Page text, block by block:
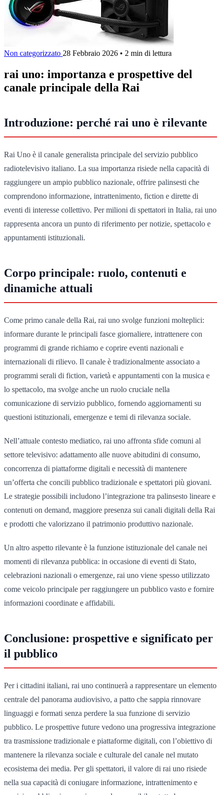
Non categorizzato 28 Febbraio 2026 • 2 min di lettura
rai uno: importanza e prospettive del
canale principale della Rai
Introduzione: perché rai uno è rilevante
Rai Uno è il canale generalista principale del servizio pubblico
radiotelevisivo italiano. La sua importanza risiede nella capacità di
raggiungere un ampio pubblico nazionale, offrire palinsesti che
comprendono informazione, intrattenimento, fiction e dirette di
eventi di interesse collettivo. Per milioni di spettatori in Italia, rai uno
rappresenta ancora un punto di riferimento per notizie, spettacolo e
appuntamenti istituzionali.
Corpo principale: ruolo, contenuti e
dinamiche attuali
Come primo canale della Rai, rai uno svolge funzioni molteplici:
informare durante le principali fasce giornaliere, intrattenere con
programmi di grande richiamo e coprire eventi nazionali e
internazionali di rilievo. Il canale è tradizionalmente associato a
programmi serali di fiction, varietà e appuntamenti con la musica e
lo spettacolo, ma svolge anche un ruolo cruciale nella
comunicazione di servizio pubblico, fornendo aggiornamenti su
questioni istituzionali, emergenze e temi di rilevanza sociale.
Nell’attuale contesto mediatico, rai uno affronta sfide comuni al
settore televisivo: adattamento alle nuove abitudini di consumo,
concorrenza di piattaforme digitali e necessità di mantenere
un’offerta che concili pubblico tradizionale e spettatori più giovani.
Le strategie possibili includono l’integrazione tra palinsesto lineare e
contenuti on demand, maggiore presenza sui canali digitali della Rai
e prodotti che valorizzano il patrimonio produttivo nazionale.
Un altro aspetto rilevante è la funzione istituzionale del canale nei
momenti di rilevanza pubblica: in occasione di eventi di Stato,
celebrazioni nazionali o emergenze, rai uno viene spesso utilizzato
come veicolo principale per raggiungere un pubblico vasto e fornire
informazioni coordinate e affidabili.
Conclusione: prospettive e significato per
il pubblico
Per i cittadini italiani, rai uno continuerà a rappresentare un elemento
centrale del panorama audiovisivo, a patto che sappia rinnovare
linguaggi e formati senza perdere la sua funzione di servizio
pubblico. Le prospettive future vedono una progressiva integrazione
tra trasmissione tradizionale e piattaforme digitali, con l’obiettivo di
mantenere la rilevanza sociale e culturale del canale nel mutato
ecosistema dei media. Per gli spettatori, il valore di rai uno risiede
nella sua capacità di coniugare informazione, intrattenimento e